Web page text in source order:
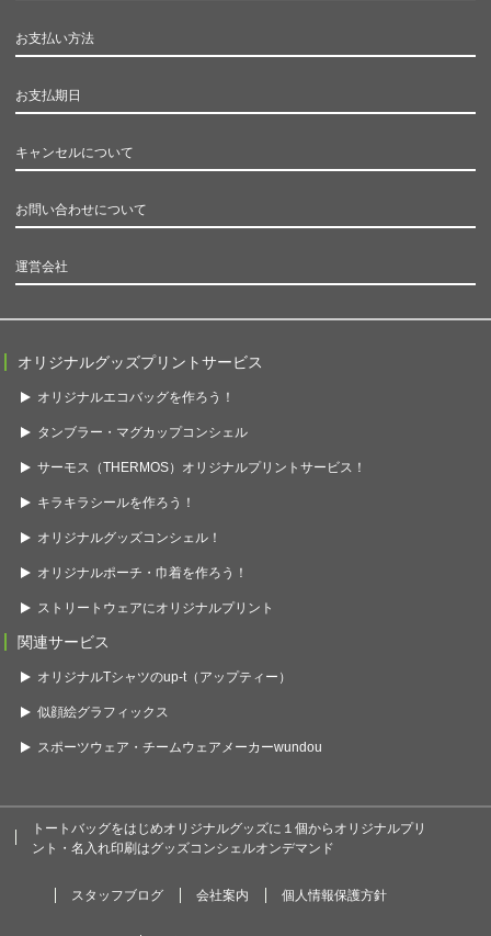
お支払い方法
お支払期日
キャンセルについて
お問い合わせについて
運営会社
オリジナルグッズプリントサービス
オリジナルエコバッグを作ろう！
タンブラー・マグカップコンシェル
サーモス（THERMOS）オリジナルプリントサービス！
キラキラシールを作ろう！
オリジナルグッズコンシェル！
オリジナルポーチ・巾着を作ろう！
ストリートウェアにオリジナルプリント
関連サービス
オリジナルTシャツのup-t（アップティー）
似顔絵グラフィックス
スポーツウェア・チームウェアメーカーwundou
トートバッグをはじめオリジナルグッズに１個からオリジナルプリ
ント・名入れ印刷はグッズコンシェルオンデマンド
スタッフブログ 会社案内 個人情報保護方針